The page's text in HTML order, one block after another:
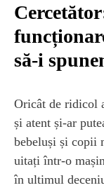
să-i
Oricât de ridicol
și atent și-ar
bebeluși și copii
uitați într-o
în ultimul